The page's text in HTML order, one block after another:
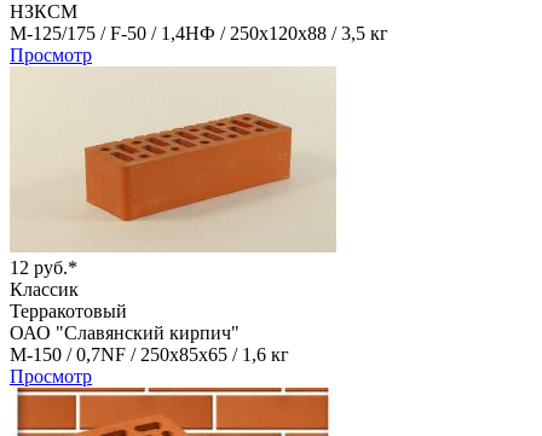
НЗКСМ
М-125/175 /F-50 / 1,4НФ /250х120х88 /3,5 кг
Просмотр
12 руб.*
Классик
Терракотовый
ОАО "Славянский кирпич"
М-150 /0,7NF /250х85х65 / 1,6 кг
Просмотр